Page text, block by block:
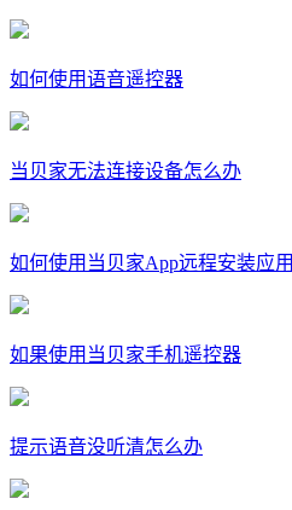
如何使用语音遥控器
当贝家无法连接设备怎么办
如何使用当贝家App远程安装应用
如果使用当贝家手机遥控器
提示语音没听清怎么办